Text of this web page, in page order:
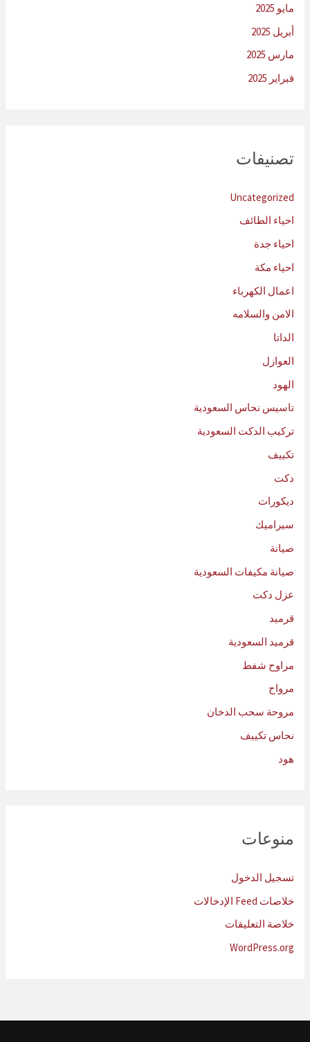
مايو 2025
أبريل 2025
مارس 2025
فبراير 2025
تصنيفات
Uncategorized
احياء الطائف
احياء جدة
احياء مكة
اعمال الكهرباء
الامن والسلامه
الداتا
العوازل
الهود
تاسيس نحاس السعودية
تركيب الدكت السعودية
تكييف
دكت
ديكورات
سيراميك
صيانة
صيانة مكيفات السعودية
عزل دكت
قرميد
قرميد السعودية
مراوح شفط
مرواح
مروحة سحب الدخان
نحاس تكييف
هود
منوعات
تسجيل الدخول
خلاصات Feed الإدخالات
خلاصة التعليقات
WordPress.org